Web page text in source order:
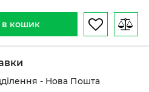
в кошик
- Нова Пошта